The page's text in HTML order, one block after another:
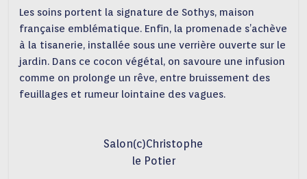
Les soins portent la signature de Sothys, maison
française emblématique. Enfin, la promenade s’achève
à la tisanerie, installée sous une verrière ouverte sur le
jardin. Dans ce cocon végétal, on savoure une infusion
comme on prolonge un rêve, entre bruissement des
feuillages et rumeur lointaine des vagues.
Salon(c)Christophe
le Potier